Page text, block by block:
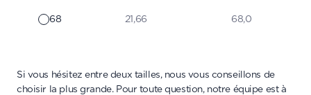
68 21,66 68,0
Si vous hésitez entre deux tailles, nous vous conseillons de
choisir la plus grande. Pour toute question, notre équipe est à